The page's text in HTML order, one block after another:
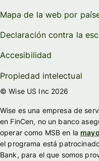
Mapa de la web por
Declaración contra la
Accesibilidad
Propiedad intelectual
© Wise US Inc 2026
Wise es una empresa de
en FinCen, no un banco
operar como MSB en la
el programa está
Bank, para el que somos